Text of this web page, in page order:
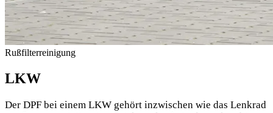
Rußfilterreinigung
LKW
Der DPF bei einem LKW gehört inzwischen wie das Lenkrad